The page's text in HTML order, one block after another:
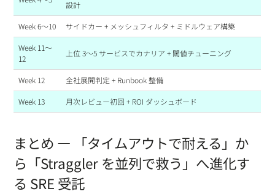
設計
Week 6〜10 サイドカー + メッシュフィルタ + ミドルウェア構築
Week 11〜
12
上位 3〜5 サービスでカナリア + 閾値チューニング
Week 12 全社展開判定 + Runbook 整備
Week 13 月次レビュー初回 + ROI ダッシュボード
まとめ — 「タイムアウトで耐える」か
ら「Straggler を並列で救う」へ進化す
る SRE 受託